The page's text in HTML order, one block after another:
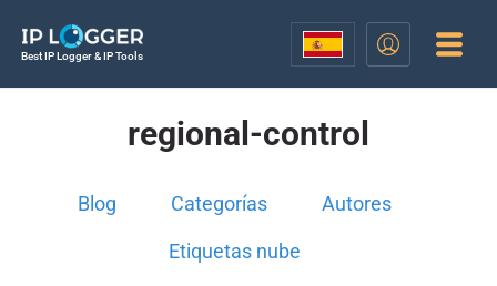
Best IP Logger & IP Tools
regional-control
Blog Categorías Autores
Etiquetas nube